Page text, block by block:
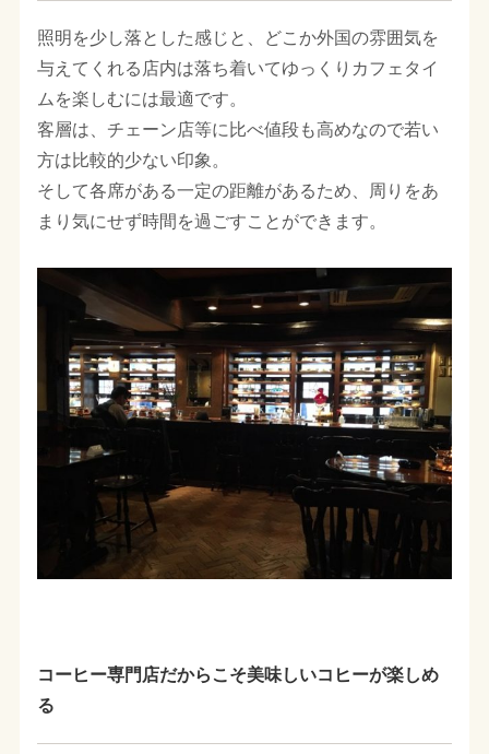
照明を少し落とした感じと、どこか外国の雰囲気を
与えてくれる店内は落ち着いてゆっくりカフェタイ
ムを楽しむには最適です。
客層は、チェーン店等に比べ値段も高めなので若い
方は比較的少ない印象。
そして各席がある一定の距離があるため、周りをあ
まり気にせず時間を過ごすことができます。
コーヒー専門店だからこそ美味しいコヒーが楽しめ
る